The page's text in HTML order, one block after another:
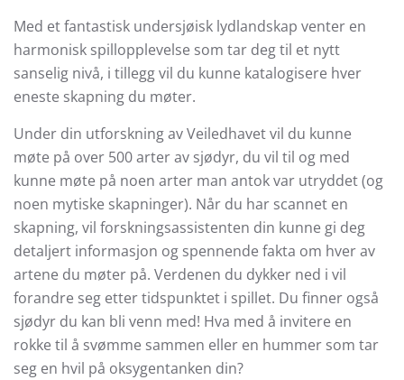
Med et fantastisk undersjøisk lydlandskap venter en
harmonisk spillopplevelse som tar deg til et nytt
sanselig nivå, i tillegg vil du kunne katalogisere hver
eneste skapning du møter.
Under din utforskning av Veiledhavet vil du kunne
møte på over 500 arter av sjødyr, du vil til og med
kunne møte på noen arter man antok var utryddet (og
noen mytiske skapninger). Når du har scannet en
skapning, vil forskningsassistenten din kunne gi deg
detaljert informasjon og spennende fakta om hver av
artene du møter på. Verdenen du dykker ned i vil
forandre seg etter tidspunktet i spillet. Du finner også
sjødyr du kan bli venn med! Hva med å invitere en
rokke til å svømme sammen eller en hummer som tar
seg en hvil på oksygentanken din?